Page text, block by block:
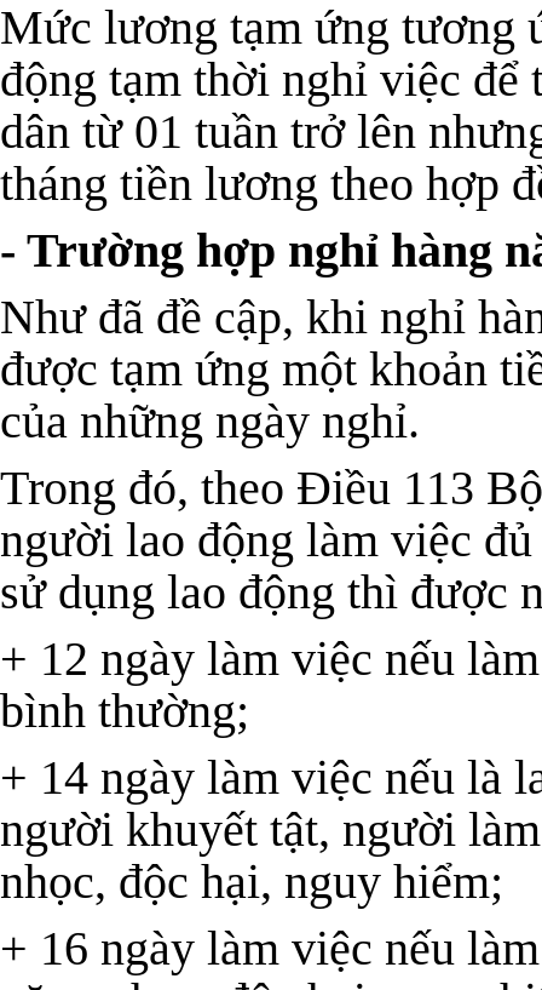
Mức lương tạm ứng tương
động tạm thời nghỉ việc để
dân từ 01 tuần trở lên
tháng tiền lương theo hợp
- Trường hợp nghỉ hàng
Như đã đề cập, khi nghỉ
được tạm ứng một khoản
của những ngày nghỉ.
Trong đó, theo Điều 113
người lao động làm việc
sử dụng lao động thì được
+ 12 ngày làm việc nếu
bình thường;
+ 14 ngày làm việc nếu là
người khuyết tật, người
nhọc, độc hại, nguy hiểm;
+ 16 ngày làm việc nếu